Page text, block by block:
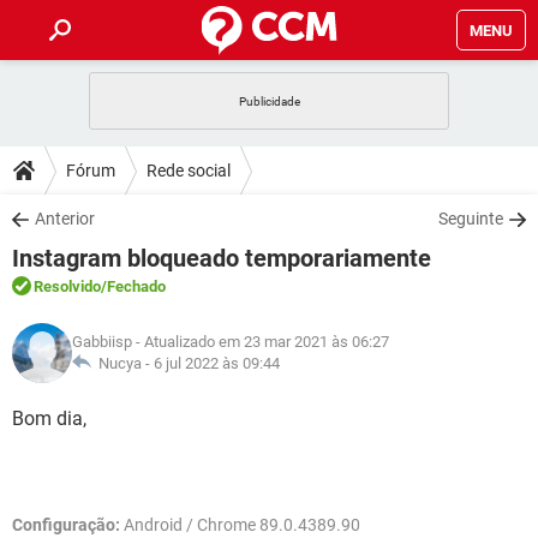
MENU
CELULAR
OUTLOOK
INSTAGRAM GMAIL
GUIA DE COMPRAS
DICAS
JOGOS
OUTLOOK
INSTAGRAM
GUIA DE COMPRAS
DOWNLOADS
JOGOS WHATSAPP
CELULAR
OUTLOOK EXCEL
INSTAGRAM
GUIA DE COMPRAS
FÓRUM
JOGOS
CELULAR
GLOSSÁRIO
JOGOS
CELULAR
Fórum Rede social
Anterior Seguinte
Instagram bloqueado temporariamente
Resolvido/Fechado
Gabbiisp - Atualizado em 23 mar 2021 às 06:27
Nucya - 6 jul 2022 às 09:44
Bom dia,
Configuração: Android / Chrome 89.0.4389.90